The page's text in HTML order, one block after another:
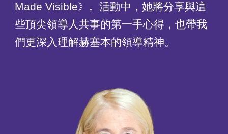
Made Visible》。活動中，她將分享與這
些頂尖領導人共事的第一手心得，也帶我
們更深入理解赫塞本的領導精神。